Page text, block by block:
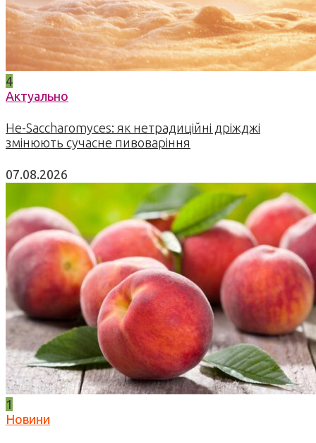
4
Актуально
Не-Saccharomyces: як нетрадиційні дріжджі
змінюють сучасне пивоваріння
07.08.2026
1
Новини